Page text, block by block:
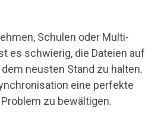
Schulen oder Multi-
es schwierig, die Dateien auf
neusten Stand zu halten.
eine perfekte
zu bewältigen.